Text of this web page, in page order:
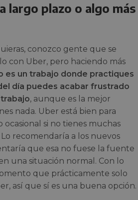
largo plazo o algo más
conozco gente que se
con Uber, pero haciendo más
es un trabajo donde practiques
día puedes acabar frustrado
, aunque es la mejor
nada. Uber está bien para
ocasional si no tienes muchas
recomendaría a los nuevos
que esa no fuese la fuente
una situación normal. Con lo
que prácticamente solo
así que sí es una buena opción.